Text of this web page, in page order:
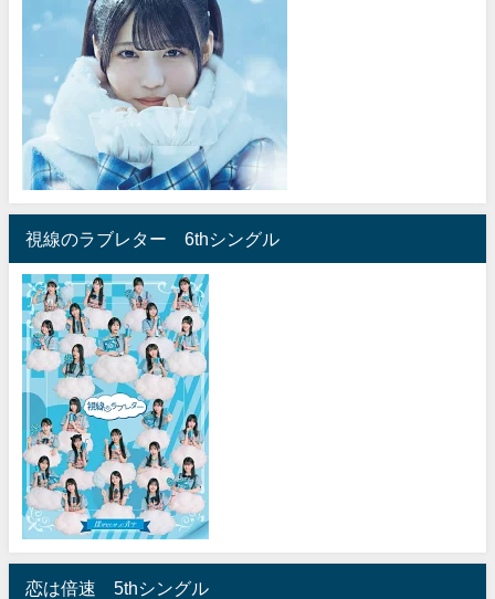
視線のラブレター 6thシングル
恋は倍速 5thシングル